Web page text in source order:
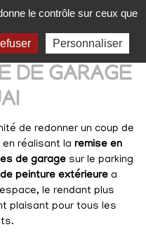
le contrôle sur ceux que
Personnaliser
DE GARAGE
de redonner un coup de
réalisant la remise en
de garage sur le parking
peinture extérieure a
le rendant plus
plaisant pour tous les